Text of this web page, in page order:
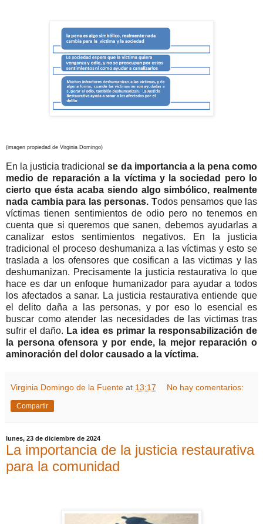
(imagen propiedad de Virginia Domingo)
En la justicia tradicional se da importancia a la pena como
medio de reparación a la víctima y la sociedad pero lo
cierto que ésta acaba siendo algo simbólico, realmente
nada cambia para las personas. Todos pensamos que las
víctimas tienen sentimientos de odio pero no tenemos en
cuenta que si queremos que sanen, debemos ayudarlas a
canalizar estos sentimientos negativos. En la justicia
tradicional el proceso deshumaniza a las víctimas y esto se
traslada a los ofensores que cosifican a las victimas y las
deshumanizan. Precisamente la justicia restaurativa lo que
hace es dar un enfoque humanizador para ayudar a todos
los afectados a sanar. La justicia restaurativa entiende que
el delito daña a las personas, y por eso lo esencial es
buscar como atender las necesidades de las victimas tras
sufrir el daño. La idea es primar la responsabilización de
la persona ofensora y por ende, la mejor reparación o
aminoración del dolor causado a la víctima.
Virginia Domingo de la Fuente at 13:17 No hay comentarios:
Compartir
lunes, 23 de diciembre de 2024
La importancia de la justicia restaurativa
para la comunidad